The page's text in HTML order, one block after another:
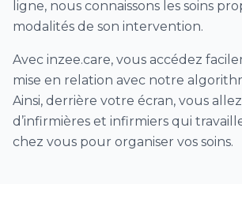
Prélèvement nasopharyngé
Vaccination Covid (à domicile)
séances de surveillance
d’accompagnement
Séance de surveillance et/ou
ligne, nous connaissons les soins
modalités de son intervention.
Avec inzee.care, vous accédez
mise en relation avec notre
Ainsi, derrière votre écran, vous
d’infirmières et infirmiers qui
chez vous pour organiser vos soins.